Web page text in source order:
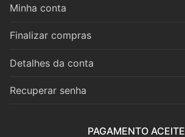
Trompete
Trombone
Eufónio
Tuba
Minha conta
Finalizar compras
Detalhes da conta
Recuperar senha
PAGAMENTO ACEITE